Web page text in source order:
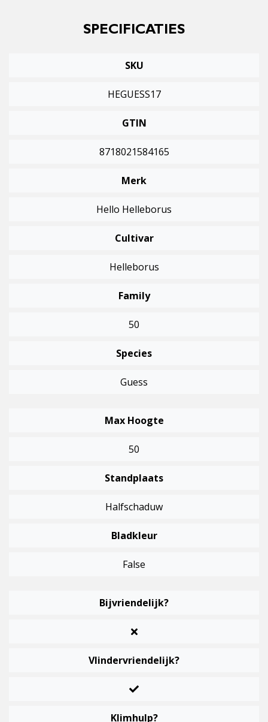
SPECIFICATIES
SKU
HEGUESS17
GTIN
8718021584165
Merk
Hello Helleborus
Cultivar
Helleborus
Family
50
Species
Guess
Max Hoogte
50
Standplaats
Halfschaduw
Bladkleur
False
Bijvriendelijk?
Vlindervriendelijk?
Klimhulp?